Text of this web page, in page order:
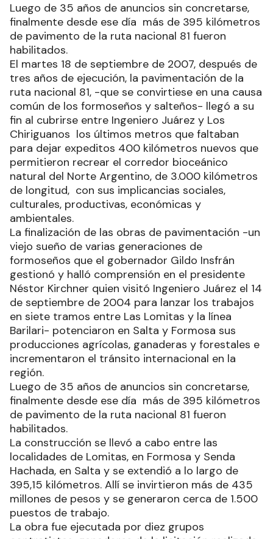
Luego de 35 años de anuncios sin concretarse,
finalmente desde ese día más de 395 kilómetros
de pavimento de la ruta nacional 81 fueron
habilitados.
El martes 18 de septiembre de 2007, después de
tres años de ejecución, la pavimentación de la
ruta nacional 81, -que se convirtiese en una causa
común de los formoseños y salteños- llegó a su
fin al cubrirse entre Ingeniero Juárez y Los
Chiriguanos los últimos metros que faltaban
para dejar expeditos 400 kilómetros nuevos que
permitieron recrear el corredor bioceánico
natural del Norte Argentino, de 3.000 kilómetros
de longitud, con sus implicancias sociales,
culturales, productivas, económicas y
ambientales.
La finalización de las obras de pavimentación -un
viejo sueño de varias generaciones de
formoseños que el gobernador Gildo Insfrán
gestionó y halló comprensión en el presidente
Néstor Kirchner quien visitó Ingeniero Juárez el 14
de septiembre de 2004 para lanzar los trabajos
en siete tramos entre Las Lomitas y la línea
Barilari- potenciaron en Salta y Formosa sus
producciones agrícolas, ganaderas y forestales e
incrementaron el tránsito internacional en la
región.
Luego de 35 años de anuncios sin concretarse,
finalmente desde ese día más de 395 kilómetros
de pavimento de la ruta nacional 81 fueron
habilitados.
La construcción se llevó a cabo entre las
localidades de Lomitas, en Formosa y Senda
Hachada, en Salta y se extendió a lo largo de
395,15 kilómetros. Allí se invirtieron más de 435
millones de pesos y se generaron cerca de 1.500
puestos de trabajo.
La obra fue ejecutada por diez grupos